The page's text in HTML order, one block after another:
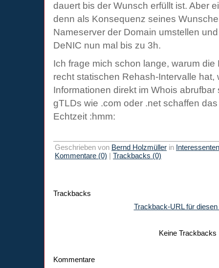
dauert bis der Wunsch erfüllt ist. Aber
denn als Konsequenz seines
Nameserver der Domain umstellen
DeNIC nun mal bis zu 3h.
Ich frage mich schon lange, warum
recht statischen Rehash-Intervalle hat,
Informationen direkt im Whois
gTLDs wie .com oder .net schaffen
Echtzeit :hmm:
Geschrieben von Bernd Holzmüller in
Kommentare (0) | Trackbacks (0)
Trackbacks
Trackback-URL für diesen
Keine Trackbacks
Kommentare